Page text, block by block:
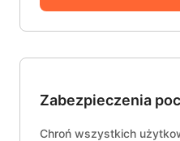
Zabezpieczenia
Chroń wszystkich